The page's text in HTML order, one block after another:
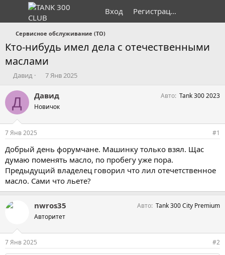
Вход Регистрация
Сервисное обслуживание (ТО)
Кто-нибудь имел дела с отечественными
маслами
А
т
о
р
т
е
м
ы
Давид
Д
т
н
а
л
7 Янв 2025
Д Давид
Новичок
Авто Tank 300 2023
7 Янв 2025 #1
Добрый день форумчане. Машинку только взял. Щас
думаю поменять масло, по пробегу уже пора.
Предыдущий владелец говорил что лил отечетственное
масло. Сами что льете?
nwros35
Авторитет
Авто Tank 300 City Premium
7 Янв 2025 #2